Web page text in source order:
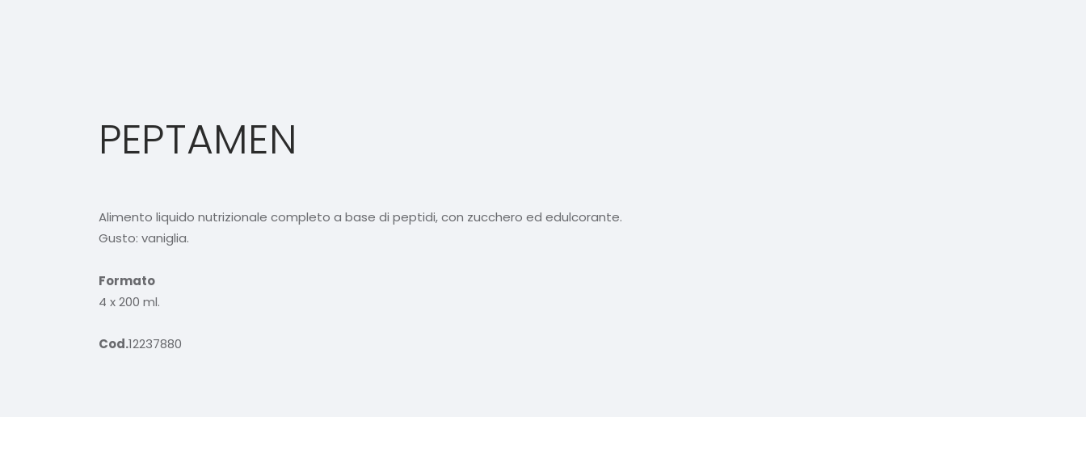
PEPTAMEN
Alimento liquido nutrizionale completo a base di peptidi, con zucchero ed edulcorante.
Gusto: vaniglia.
Formato
4 x 200 ml.
Cod.12237880